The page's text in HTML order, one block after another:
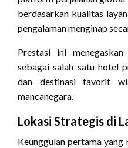
berdasarkan kualitas
pengalaman menginap
Prestasi ini
sebagai salah satu hotel
dan destinasi favorit
mancanegara.
Lokasi Strategis di
Keunggulan pertama